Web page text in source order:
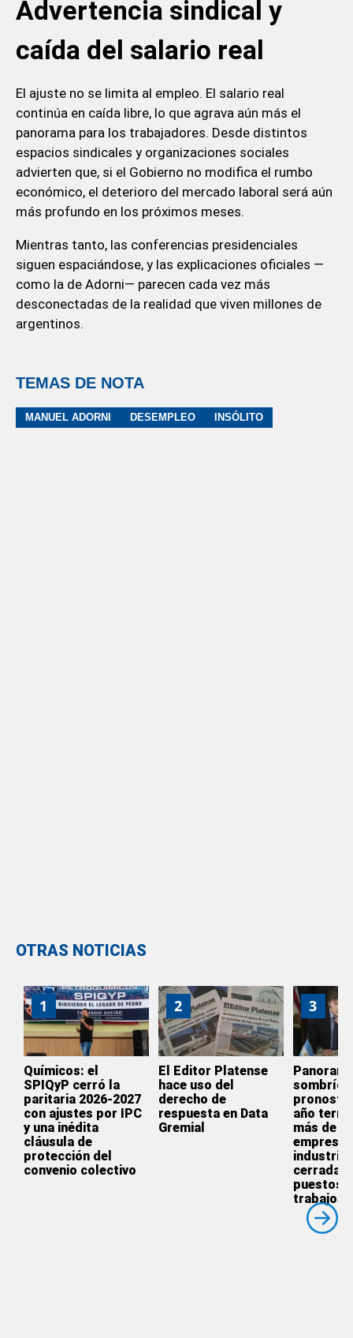
Advertencia sindical y
caída del salario real
El ajuste no se limita al empleo. El salario real
continúa en caída libre, lo que agrava aún más el
panorama para los trabajadores. Desde distintos
espacios sindicales y organizaciones sociales
advierten que, si el Gobierno no modifica el rumbo
económico, el deterioro del mercado laboral será aún
más profundo en los próximos meses.
Mientras tanto, las conferencias presidenciales
siguen espaciándose, y las explicaciones oficiales —
como la de Adorni— parecen cada vez más
desconectadas de la realidad que viven millones de
argentinos.
TEMAS DE NOTA
MANUEL ADORNI DESEMPLEO INSÓLITO
OTRAS NOTICIAS
1
Químicos: el
SPIQyP cerró la
paritaria 2026-2027
con ajustes por IPC
y una inédita
cláusula de
protección del
convenio colectivo
2
El Editor Platense
hace uso del
derecho de
respuesta en Data
Gremial
3
sombrío:
año
más de
empresas
cerradas
puestos
trabajos